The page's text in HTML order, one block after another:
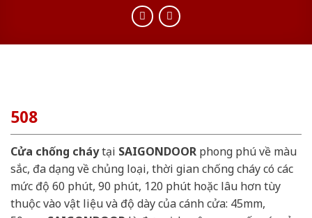
508
Cửa chống cháytại SAIGONDOOR phong phú về màu
sắc, đa dạng về chủng loại, thời gian chống cháy có các
mức độ 60 phút, 90 phút, 120 phút hoặc lâu hơn tùy
thuộc vào vật liệu và độ dày của cánh cửa: 45mm,